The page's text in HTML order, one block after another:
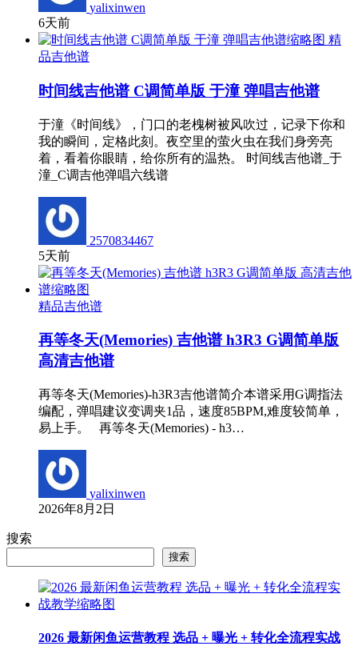
yalixinwen
6天前
精
品吉他谱
时间线吉他谱 C调简单版 于潼 弹唱吉他谱
于潼《时间线》，门口的老槐树被风吹过，记录下你和
我的瞬间，定格此刻。夜空里的萤火虫在我们身旁亮
着，看着你眼睛，给你所有的温热。 时间线吉他谱_于
潼_C调吉他弹唱六线谱
2570834467
5天前
精品吉他谱
再等冬天(Memories) 吉他谱 h3R3 G调简单版
高清吉他谱
再等冬天(Memories)-h3R3吉他谱简介本谱采用G调指法
编配，弹唱建议变调夹1品，速度85BPM,难度较简单，
易上手。 再等冬天(Memories) - h3…
yalixinwen
2026年8月2日
搜索
搜索
2026 最新闲鱼运营教程 选品 + 曝光 + 转化全流程实战